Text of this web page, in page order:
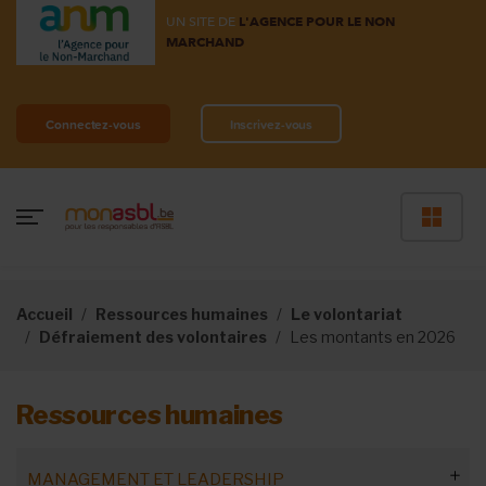
UN SITE DE L'AGENCE POUR LE NON
MARCHAND
Connectez-vous Inscrivez-vous
Accueil Ressources humaines
Le volontariat
Défraiement des volontaires
Les montants en 2026
Ressources humaines
MANAGEMENT ET LEADERSHIP